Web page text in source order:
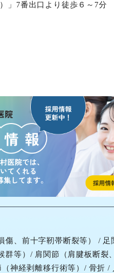
」7番出口より徒歩６～7分
傷 前十字靭帯断裂等） / 足
群等）/ 肩関節（ 肩腱板断裂
神経剥離移行術等）/ 骨折 /